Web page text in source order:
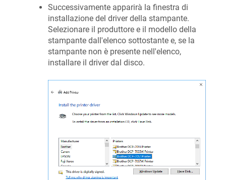
Successivamente apparirà la finestra di
installazione del driver della stampante.
Selezionare il produttore e il modello della
stampante dall'elenco sottostante e, se la
stampante non è presente nell'elenco,
installare il driver dal disco.